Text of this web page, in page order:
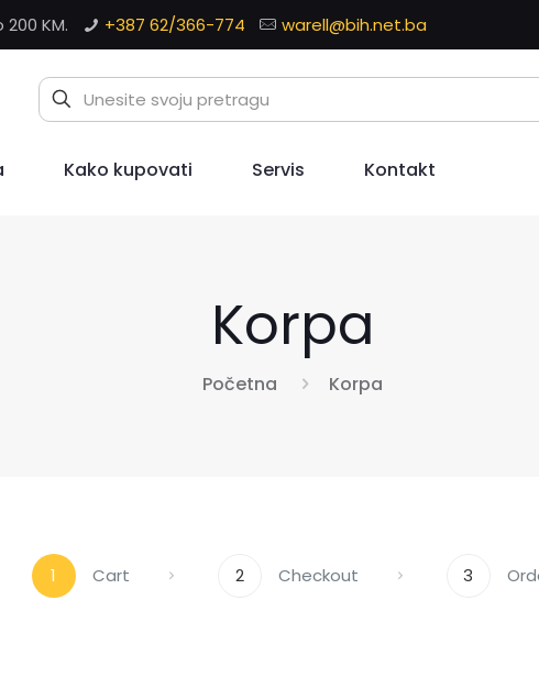
KM. +387 62/366-774 warell@bih.net.ba
Kako kupovati Servis Kontakt
Korpa
Početna Korpa
1 Cart 2 Checkout 3